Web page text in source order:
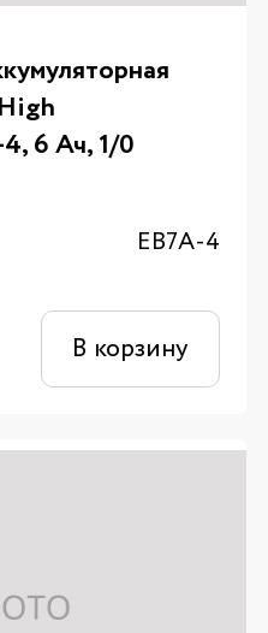
6 Ач, 1/0
EB7A-4
В корзину